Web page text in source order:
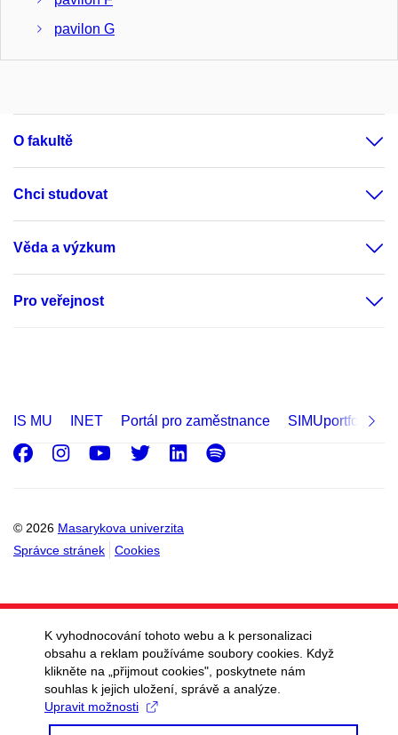
pavilon G
pavilon L
pavilon D
pavilon F
pavilon G
pavilon CH
pavilon X
pavilon Z
pavilon A1
pavilon A3
pavilon A4
pavilon A5
pavilon B1
pavilon C1
O fakultě
Chci studovat
Věda a výzkum
Pro veřejnost
IS MU INET Portál pro zaměstnance SIMUportfolio
© 2026 Masarykova univerzita
Správce stránek
Cookies
Facebook
Instagram
Youtube
Twitter
LinkedIn
Spotify
K vyhodnocování tohoto webu a k personalizaci
obsahu a reklam používáme soubory cookies. Když
klikněte na „přijmout cookies", poskytnete nám
souhlas k jejich uložení, správě a analýze.
Upravit možnosti